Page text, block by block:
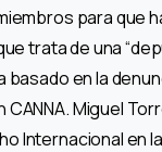
para que
trata de una
en la
CANNA. Miguel
Internacional en